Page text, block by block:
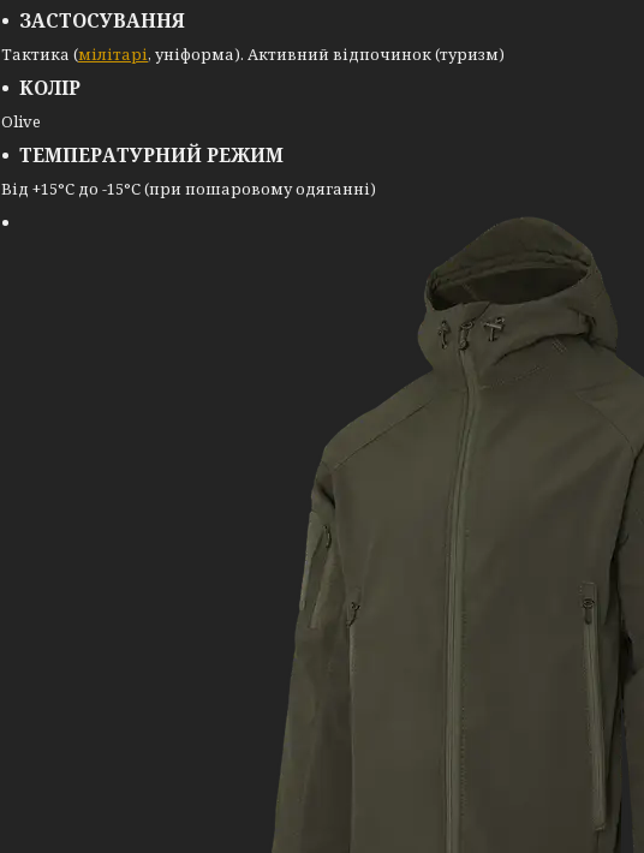
ЗАСТОСУВАННЯ
Тактика (мілітарі, уніформа). Активний відпочинок (туризм)
КОЛІР
Olive
ТЕМПЕРАТУРНИЙ РЕЖИМ
Від +15°С до -15°С (при пошаровому одяганні)